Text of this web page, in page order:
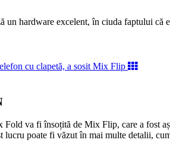
un hardware excelent, în ciuda faptului că
Fold va fi însoțită de Mix Flip, care a fost
lucru poate fi văzut în mai multe detalii,